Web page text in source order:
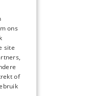
ons
site
of